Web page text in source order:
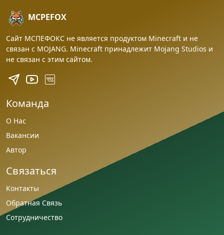
MCPEFOX
Сайт МСПЕФОКС не является продуктом Minecraft и не
связан с MOJANG. Minecraft принадлежит Mojang Studios и
не связан с этим сайтом.
Команда
О Нас
Вакансии
Автор
Связаться
Контакты
Обратная Связь
Сотрудничество